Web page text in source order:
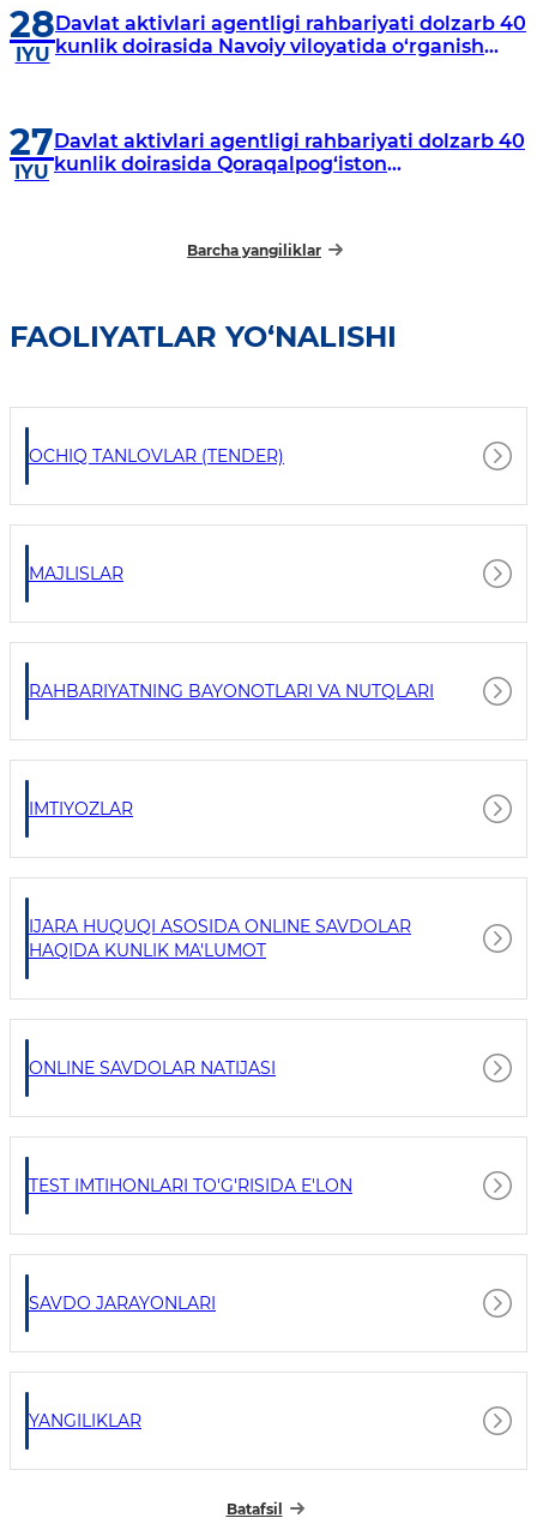
28
IYU
Davlat aktivlari agentligi rahbariyati dolzarb 40
kunlik doirasida Navoiy viloyatida o‘rganish
27
IYU
Davlat aktivlari agentligi rahbariyati dolzarb 40
kunlik doirasida Qoraqalpog‘iston
Barcha yangiliklar
FAOLIYATLAR YO‘NALISHI
OCHIQ TANLOVLAR (TENDER)
MAJLISLAR
RAHBARIYATNING BAYONOTLARI VA NUTQLARI
IMTIYOZLAR
IJARA HUQUQI ASOSIDA ONLINE SAVDOLAR
HAQIDA KUNLIK MA'LUMOT
ONLINE SAVDOLAR NATIJASI
TEST IMTIHONLARI TO'G'RISIDA E'LON
SAVDO JARAYONLARI
YANGILIKLAR
Batafsil